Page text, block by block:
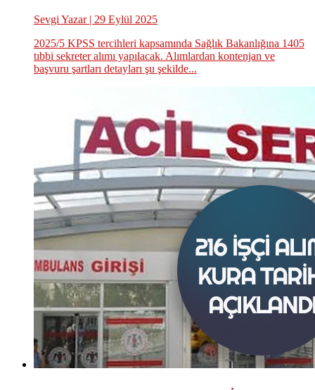
Sevgi Yazar| 29 Eylül 2025
2025/5 KPSS tercihleri kapsamında Sağlık Bakanlığına 1405
tıbbi sekreter alımı yapılacak. Alımlardan kontenjan ve
başvuru şartları detayları şu şekilde...